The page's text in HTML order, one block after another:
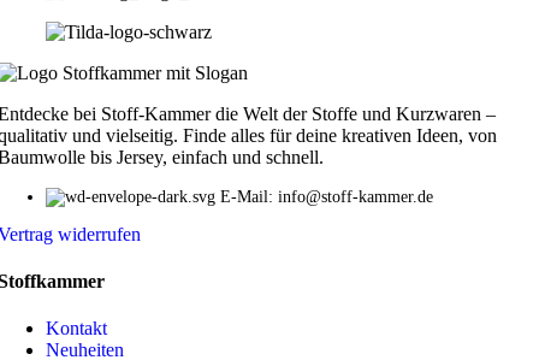
bei Stoff-Kammer die Welt der Stoffe und Kurzwaren –
und vielseitig. Finde alles für deine kreativen Ideen, von
bis Jersey, einfach und schnell.
E-Mail: info@stoff-kammer.de
widerrufen
Kontakt
Neuheiten